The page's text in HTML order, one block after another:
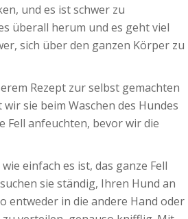
und es ist schwer zu
überall herum und es geht viel
sich über den ganzen Körper zu
Rezept zur selbst gemachten
sie beim Waschen des Hundes
Fell anfeuchten, bevor wir die
einfach es ist, das ganze Fell
sie ständig, Ihren Hund an
entweder in die andere Hand oder